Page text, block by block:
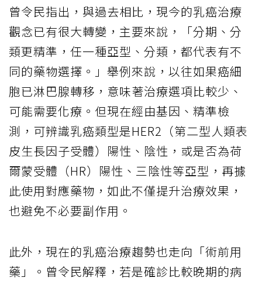
曾令民指出，與過去相比，現今的乳癌治療
觀念已有很大轉變，主要來說，「分期、分
類更精準，任一種亞型、分類，都代表有不
同的藥物選擇。」舉例來說，以往如果癌細
胞已淋巴腺轉移，意味著治療選項比較少、
可能需要化療。但現在經由基因、精準檢
測，可辨識乳癌類型是HER2（第二型人類表
皮生長因子受體）陽性、陰性，或是否為荷
爾蒙受體（HR）陽性、三陰性等亞型，再據
此使用對應藥物，如此不僅提升治療效果，
也避免不必要副作用。
此外，現在的乳癌治療趨勢也走向「術前用
藥」。曾令民解釋，若是確診比較晚期的病